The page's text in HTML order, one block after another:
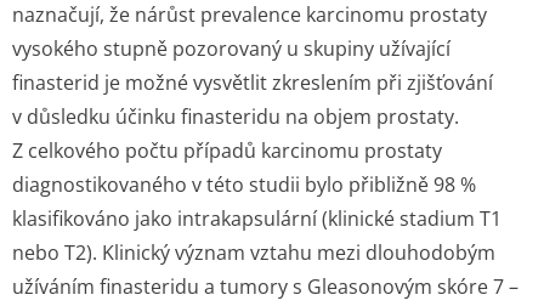
naznačují, že nárůst prevalence karcinomu prostaty
vysokého stupně pozorovaný u skupiny užívající
finasterid je možné vysvětlit zkreslením při zjišťování
v důsledku účinku finasteridu na objem prostaty.
Z celkového počtu případů karcinomu prostaty
diagnostikovaného v této studii bylo přibližně 98 %
klasifikováno jako intrakapsulární (klinické stadium T1
nebo T2). Klinický význam vztahu mezi dlouhodobým
užíváním finasteridu a tumory s Gleasonovým skóre 7 –